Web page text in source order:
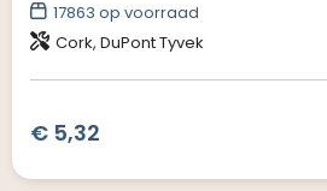
17863 op voorraad
Cork, DuPont Tyvek
€ 5,32